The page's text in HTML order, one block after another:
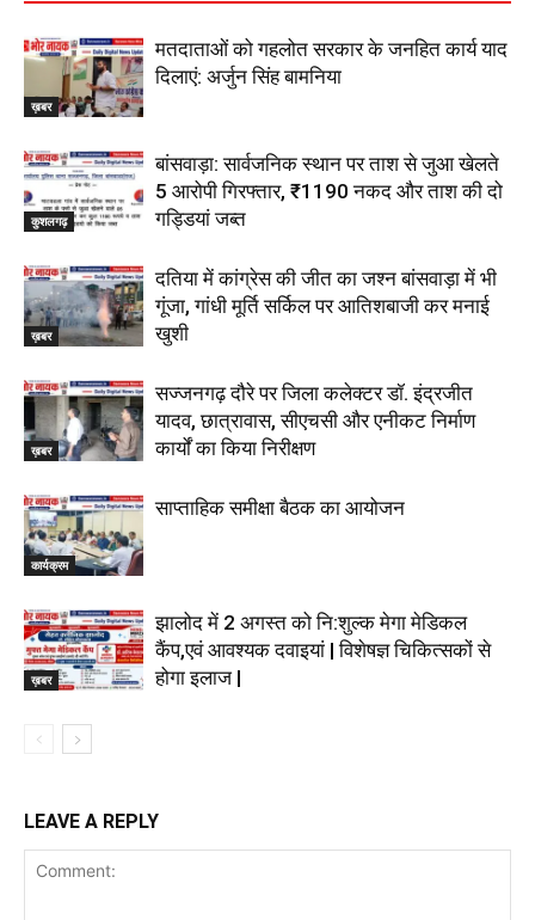
ख़बर
मतदाताओं को गहलोत सरकार के जनहित कार्य याद
दिलाएं: अर्जुन सिंह बामनिया
कुशलगढ़
बांसवाड़ा: सार्वजनिक स्थान पर ताश से जुआ खेलते
5 आरोपी गिरफ्तार, ₹1190 नकद और ताश की दो
गड्डियां जब्त
ख़बर
दतिया में कांग्रेस की जीत का जश्न बांसवाड़ा में भी
गूंजा, गांधी मूर्ति सर्किल पर आतिशबाजी कर मनाई
खुशी
ख़बर
सज्जनगढ़ दौरे पर जिला कलेक्टर डॉ. इंद्रजीत
यादव, छात्रावास, सीएचसी और एनीकट निर्माण
कार्यों का किया निरीक्षण
कार्यक्रम
साप्ताहिक समीक्षा बैठक का आयोजन
ख़बर
झालोद में 2 अगस्त को नि:शुल्क मेगा मेडिकल
कैंप,एवं आवश्यक दवाइयां | विशेषज्ञ चिकित्सकों से
होगा इलाज |
LEAVE A REPLY